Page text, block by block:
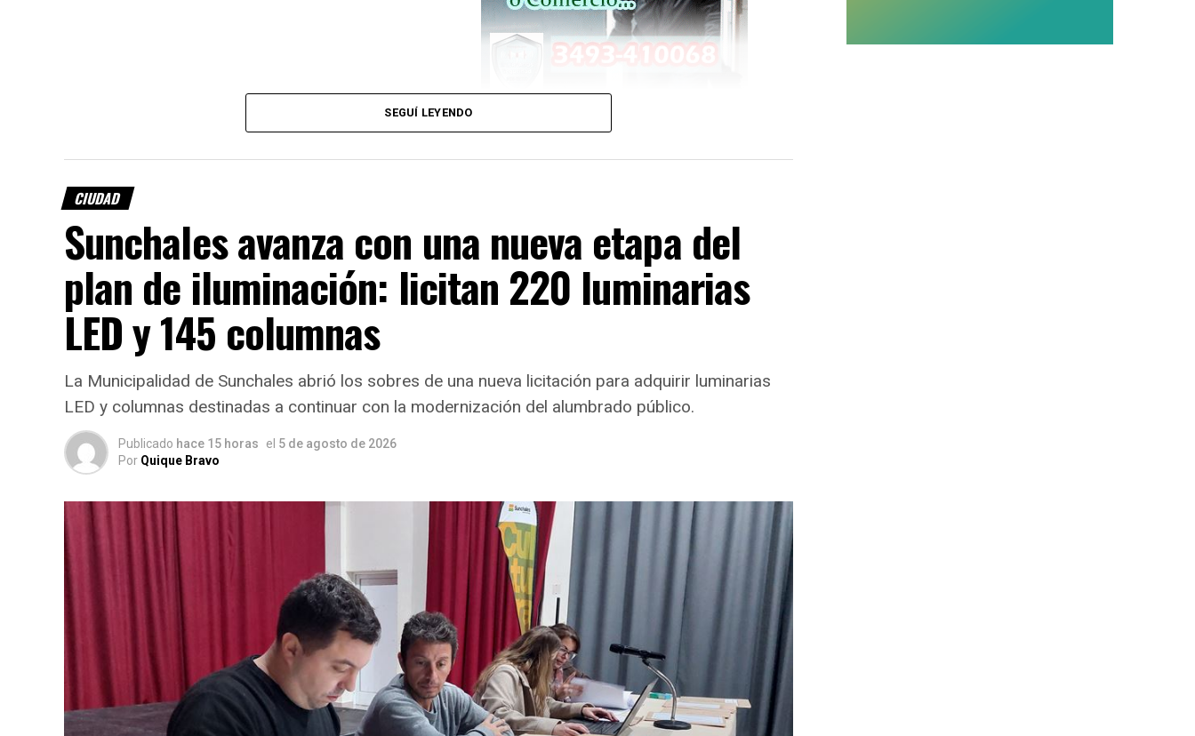
Donación mensual para las escuelitas
Lácteos Seelisbergrealizará una
donación mensual de dulce de leche
, que será distribuida entre todas las escuelitas de fútbol de Sunchales.
La iniciativa tiene como objetivo acompañar el trabajo deportivo, formativo y social que
desarrollan estas instituciones, que reúnen aaproximadamente 480 niños y niñas
SEGUÍ LEYENDO
CIUDAD
Sunchales avanza con una nueva etapa del
plan de iluminación: licitan 220 luminarias
LED y 145 columnas
La Municipalidad de Sunchales abrió los sobres de una nueva licitación para adquirir luminarias
LED y columnas destinadas a continuar con la modernización del alumbrado público.
Publicado hace 15 horas el 5 de agosto de 2026
Por Quique Bravo